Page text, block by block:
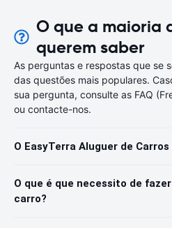
O que a maioria
querem saber
As perguntas e respostas que se
das questões mais populares.
sua pergunta, consulte as FAQ
ou contacte-nos.
O EasyTerra Aluguer de
O que é que necessito de
carro?